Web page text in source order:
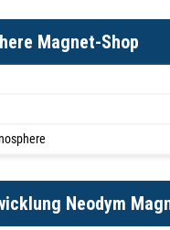
Magnet-Shop
Neodym